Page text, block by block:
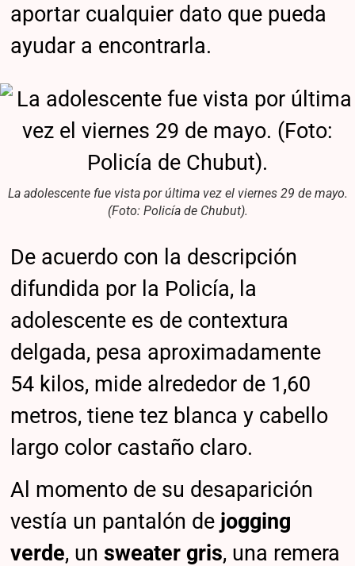
aportar cualquier dato que pueda
ayudar a encontrarla.
La adolescente fue vista por última vez el viernes 29 de mayo.
(Foto: Policía de Chubut).
De acuerdo con la descripción
difundida por la Policía, la
adolescente es de contextura
delgada, pesa aproximadamente
54 kilos, mide alrededor de 1,60
metros, tiene tez blanca y cabello
largo color castaño claro.
Al momento de su desaparición
vestía un pantalón de jogging
verde, un sweater gris, una remera